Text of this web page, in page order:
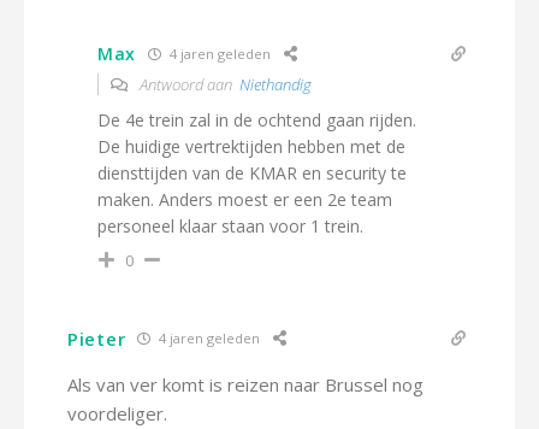
Max 4 jaren geleden
Antwoord aan Niethandig
De 4e trein zal in de ochtend gaan rijden.
De huidige vertrektijden hebben met de
diensttijden van de KMAR en security te
maken. Anders moest er een 2e team
personeel klaar staan voor 1 trein.
0
Pieter 4 jaren geleden
Als van ver komt is reizen naar Brussel nog
voordeliger.